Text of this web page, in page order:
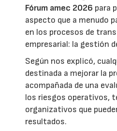
Fórum amec 2026 para
aspecto que a menudo
en los procesos de
empresarial: la gestión
Según nos explicó,
destinada a mejorar la
acompañada de una
los riesgos operativos,
organizativos que
resultados.